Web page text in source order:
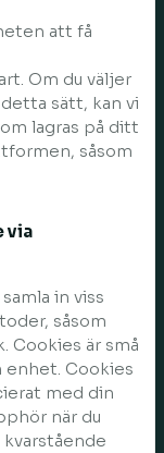
att få
Om du väljer
sätt, kan vi
lagras på ditt
såsom
via
in viss
såsom
Cookies är små
enhet. Cookies
med din
när du